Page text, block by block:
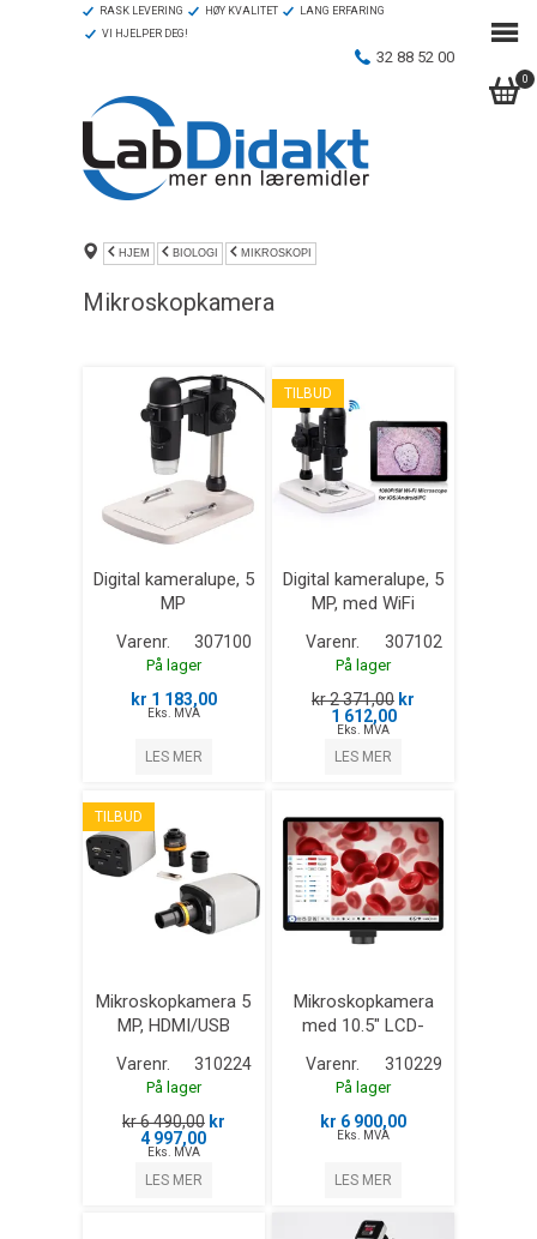
0
RASK LEVERING HØY KVALITET
LANG ERFARING
VI HJELPER DEG!
32 88 52 00
HJEM BIOLOGI MIKROSKOPI
Mikroskopkamera
Digital kameralupe, 5
MP
Varenr. 307100
På lager
kr 1 183,00
Eks. MVA
LES MER
TILBUD
Digital kameralupe, 5
MP, med WiFi
Varenr. 307102
På lager
kr 2 371,00 kr
1 612,00
Eks. MVA
LES MER
TILBUD
Mikroskopkamera 5
MP, HDMI/USB
Varenr. 310224
På lager
kr 6 490,00 kr
4 997,00
Eks. MVA
LES MER
Mikroskopkamera
med 10.5" LCD-
Varenr. 310229
På lager
kr 6 900,00
Eks. MVA
LES MER